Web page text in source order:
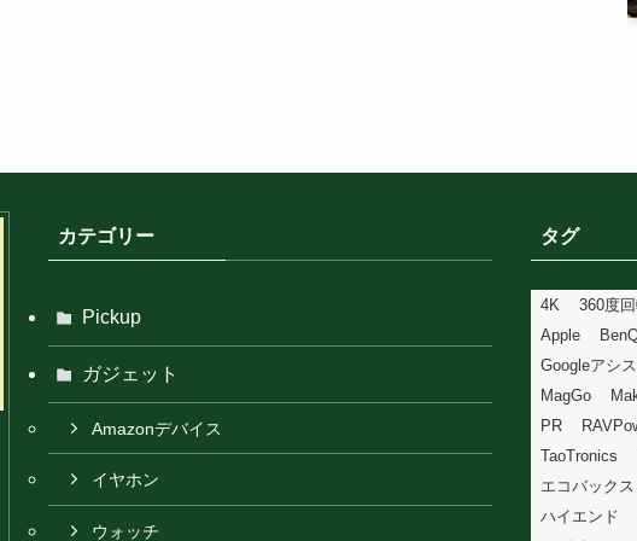
カテゴリー
Pickup
ガジェット
Amazonデバイス
イヤホン
ウォッチ
タグ
4K 360度
Apple
Googleアシ
MagGo
PR
TaoTronics
エコバックス
ハイエンド